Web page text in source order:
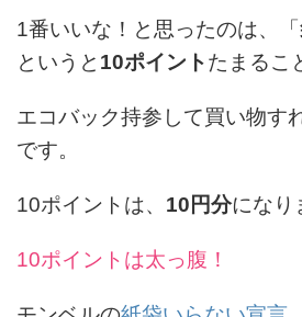
1番いいな！と思ったのは、「
というと 10ポイントたまるこ
エコバック持参して買い物す
です。
10ポイントは、 10円分になり
10ポイントは太っ腹！